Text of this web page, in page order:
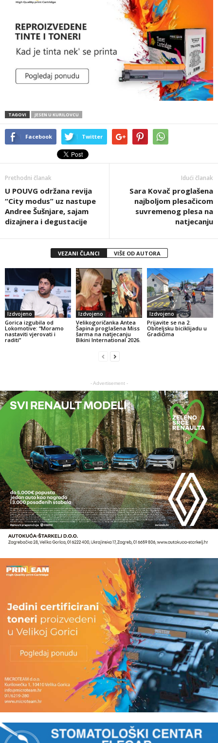
TAGOVI JESEN U KURILOVCU
Facebook Twitter
Prethodni članak
U POUVG održana revija
“City modus” uz nastupe
Andree Šušnjare, sajam
dizajnera i degustacije
Idući članak
Sara Kovač proglašena
najboljom plesačicom
suvremenog plesa na
natjecanju
VEZANI ČLANCI VIŠE OD AUTORA
Izdvojeno
Gorica izgubila od
Lokomotive: “Moramo
nastaviti vjerovati i
raditi”
Izdvojeno
Velikogoričanka Antea
Šapina proglašena Miss
šarma na natjecanju
Bikini International 2026.
Izdvojeno
Prijavite se na 2.
Obiteljsku biciklijadu u
Gradićima
- Advertisement -